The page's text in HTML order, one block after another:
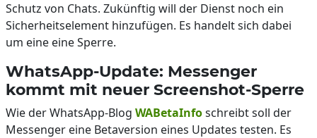
Schutz von Chats. Zukünftig will der Dienst noch ein
Sicherheitselement hinzufügen. Es handelt sich dabei
um eine eine Sperre.
WhatsApp-Update: Messenger
kommt mit neuer Screenshot-Sperre
Wie der WhatsApp-Blog WABetaInfoschreibt soll der
Messenger eine Betaversion eines Updates testen. Es